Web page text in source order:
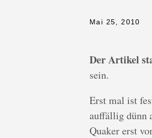
Mai 25, 2010
Der Artikel
sein.
Erst mal ist
auffällig dünn
Quaker erst